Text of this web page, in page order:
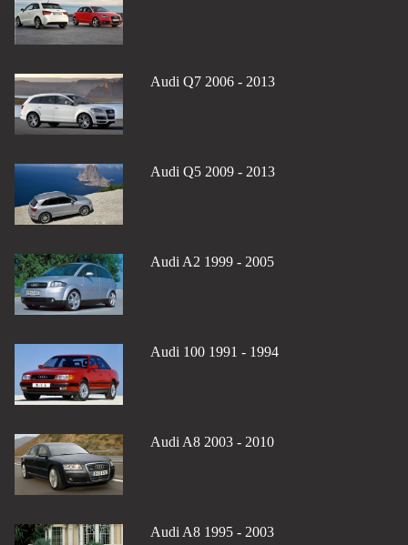
Audi Q7 2006 - 2013
Audi Q5 2009 - 2013
Audi A2 1999 - 2005
Audi 100 1991 - 1994
Audi A8 2003 - 2010
Audi A8 1995 - 2003